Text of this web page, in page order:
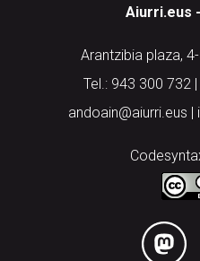
Aiurri.eus
Arantzibia plaza,
Tel.: 943 300 732
andoain@aiurri.eus